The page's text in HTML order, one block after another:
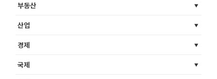
부동산
산업
경제
국제